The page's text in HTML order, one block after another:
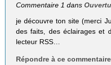
Commentaire 1 dans
je découvre ton site (merci
des faits, des éclairages
lecteur RSS…
Répondre à ce commentaire